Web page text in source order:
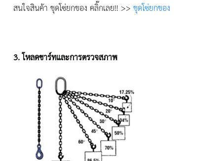
สนใจสินค้า ชุดโซ่ยกของ คลิ๊กเลย!! >>ชุดโซ่ยกของ
3. โหลดชาร์ทและการตรวจสภาพ